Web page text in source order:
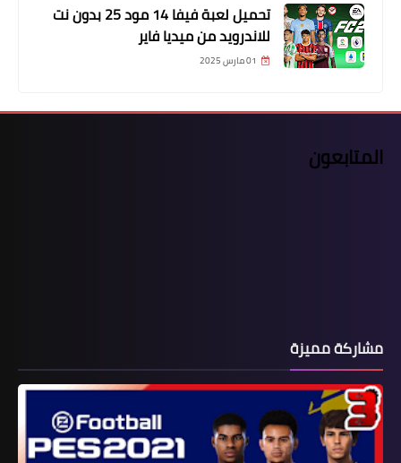
تحميل لعبة فيفا 14 مود 25 بدون نت
للاندرويد من ميديا فاير
01 مارس 2025
المتابعون
مشاركة مميزة